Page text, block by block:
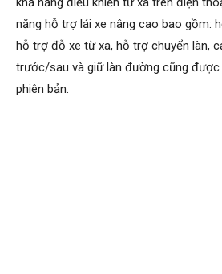
năng hỗ trợ lái xe nâng cao bao gồm:
hỗ trợ đỗ xe từ xa, hỗ trợ chuyển làn,
trước/sau và giữ làn đường cũng
phiên bản.